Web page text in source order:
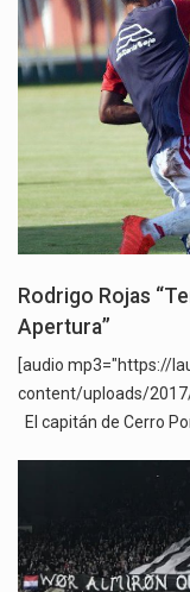
Rodrigo Rojas
Apertura”
[audio mp3="https://
content/uploads/
El capitán de Cerro